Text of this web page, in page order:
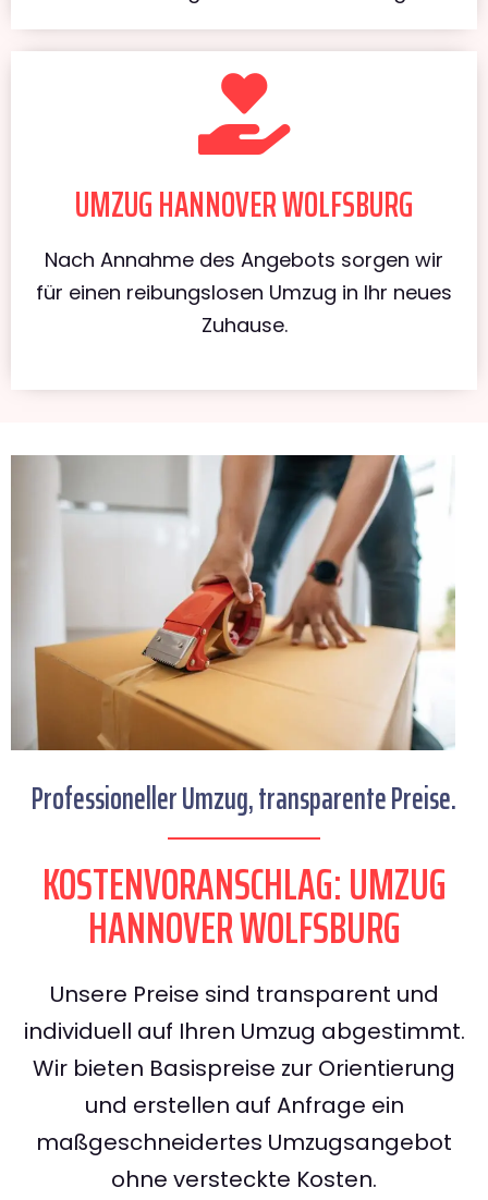
UMZUG HANNOVER WOLFSBURG
Nach Annahme des Angebots sorgen wir
für einen reibungslosen Umzug in Ihr neues
Zuhause.
Professioneller Umzug, transparente Preise.
KOSTENVORANSCHLAG: UMZUG
HANNOVER WOLFSBURG
Unsere Preise sind transparent und
individuell auf Ihren Umzug abgestimmt.
Wir bieten Basispreise zur Orientierung
und erstellen auf Anfrage ein
maßgeschneidertes Umzugsangebot
ohne versteckte Kosten.